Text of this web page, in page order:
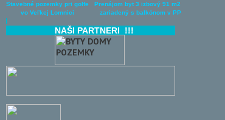
Stavebné pozemky pri golfe Prenájom byt 3 izbový 91 m2
vo Veľkej Lomnici zariadený s balkónom v PP
NAŠI PARTNERI !!!